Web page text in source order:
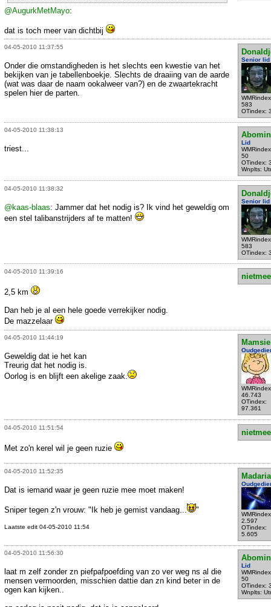
@AugurkMetMayo:
dat is toch meer van dichtbij
04-05-2010 11:37:55
Senior lid
583
OTindex:
Onder die omstandigheden is het slechts een kwestie van het
bekijken van je tabellenboekje. Slechts de draaiing van de aarde
(wat was daar de naam ookalweer van?) en de zwaartekracht
spelen hier de parten.
04-05-2010 11:38:13
Lid
50
OTindex:
Wnplts:
triest...
04-05-2010 11:38:32
Senior lid
583
OTindex:
@kaas-blaas: Jammer dat het nodig is? Ik vind het geweldig om
een stel talibanstrijders af te matten!
04-05-2010 11:39:16
2,5 km
Dan heb je al een hele goede verrekijker nodig.
De mazzelaar
04-05-2010 11:44:19
Mamsie
46.743
OTindex:
97.361
Geweldig dat ie het kan
Treurig dat het nodig is.
Oorlog is en blijft een akelige zaak.
04-05-2010 11:51:54
Met zo'n kerel wil je geen ruzie
04-05-2010 11:52:35
2.597
OTindex:
5.605
Dat is iemand waar je geen ruzie mee moet maken!
Sniper tegen z'n vrouw: "Ik heb je gemist vandaag... "
Laatste edit 04-05-2010 11:54
04-05-2010 11:56:30
Lid
50
OTindex:
Wnplts:
laat m zelf zonder zn piefpafpoefding van zo ver weg ns al die
mensen vermoorden, misschien dattie dan zn kind beter in de
ogen kan kijken..